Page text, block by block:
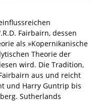
Fairbairn, dessen
als »Kopernikanische
Theorie der
wird. Die Tradition,
aus und reicht
und Harry Guntrip bis
Sutherlands